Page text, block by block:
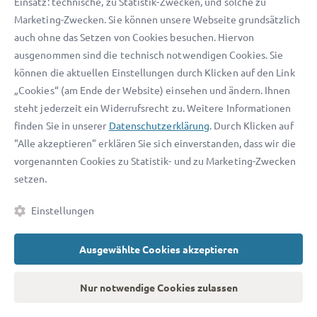
Die Berechnung der Vorfälligkeitsentschädigung bei
Immobilienkrediten ist komplex – und für Laien oft nur
schwer nachvollziehbar. Denn es geht um die Frage, wie viel
Geld der Bank durch die vorzeitige Rückzahlung an
Zinseinnahmen entgeht – und welchen Ausgleich sie dafür
verlangen darf.
Banken nutzen in der Regel eine von zwei anerkannten
Methoden zur Ermittlung der Entschädigung:
Aktiv-Aktiv-Methode
Bei der Aktiv-Aktiv-Methode wird ermittelt, wie viel
durch einen neuen Kredit mit einem neuen Kunden am
Marketing-Zwecken. Sie können unsere Webseite grundsätzlich
auch ohne das Setzen von Cookies besuchen. Hiervon
ausgenommen sind die technisch notwendigen Cookies. Sie
können die aktuellen Einstellungen durch Klicken auf den Link
„Cookies“ (am Ende der Website) einsehen und ändern. Ihnen
steht jederzeit ein Widerrufsrecht zu. Weitere Informationen
finden Sie in unserer Datenschutzerklärung. Durch Klicken auf
"Alle akzeptieren" erklären Sie sich einverstanden, dass wir die
vorgenannten Cookies zu Statistik- und zu Marketing-Zwecken
setzen.
Einstellungen
Ausgewählte Cookies akzeptieren
Nur notwendige Cookies zulassen